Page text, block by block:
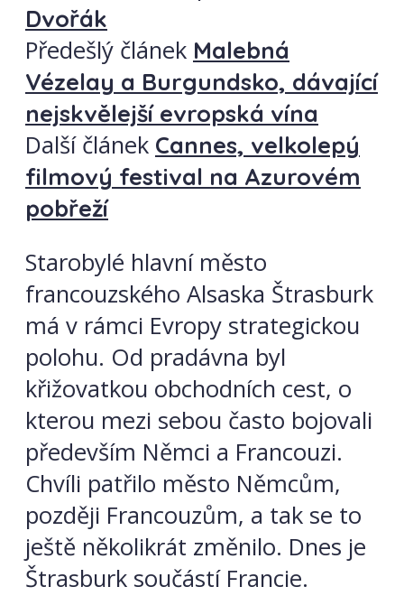
Dvořák
Předešlý článek Malebná
Vézelay a Burgundsko, dávající
nejskvělejší evropská vína
Další článek Cannes, velkolepý
filmový festival na Azurovém
pobřeží
Starobylé hlavní město
francouzského Alsaska Štrasburk
má v rámci Evropy strategickou
polohu. Od pradávna byl
křižovatkou obchodních cest, o
kterou mezi sebou často bojovali
především Němci a Francouzi.
Chvíli patřilo město Němcům,
později Francouzům, a tak se to
ještě několikrát změnilo. Dnes je
Štrasburk součástí Francie.